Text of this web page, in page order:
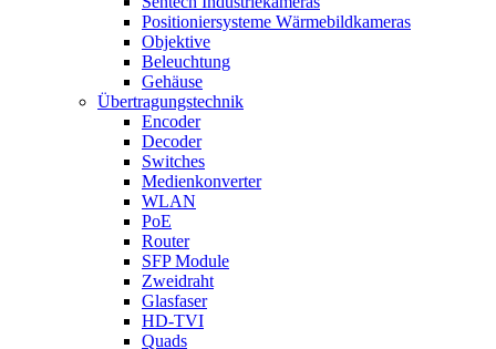
Positioniersysteme Wärmebildkameras
Objektive
Beleuchtung
Gehäuse
Übertragungstechnik
Encoder
Decoder
Switches
Medienkonverter
WLAN
PoE
Router
SFP Module
Zweidraht
Glasfaser
HD-TVI
Quads